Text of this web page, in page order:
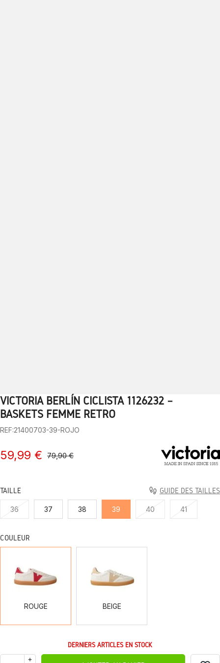
1 2 3 4 5 6 7 8 9
VICTORIA BERLÍN CICLISTA 1126232 –
BASKETS FEMME RÉTRO
REF:21400703-39-ROJO
59,99 € 79,90 €
TAILLE GUIDE DES TAILLES
36 37 38 39 40 41
COULEUR
ROUGE BEIGE
DERNIERS ARTICLES EN STOCK